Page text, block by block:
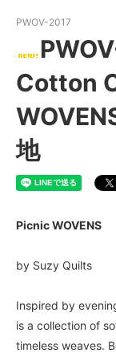
PWOV-2017
Cotton
地
Picnic WOVENS
by Suzy Quilts
Inspired by
is a collection of
timeless weaves.